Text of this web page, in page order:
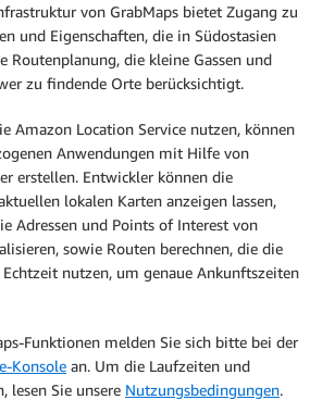
von GrabMaps bietet Zugang zu
und Eigenschaften, die in Südostasien
Routenplanung, die kleine Gassen und
zu findende Orte berücksichtigt.
Amazon Location Service nutzen, können
Anwendungen mit Hilfe von
erstellen. Entwickler können die
lokalen Karten anzeigen lassen,
Adressen und Points of Interest von
sowie Routen berechnen, die die
nutzen, um genaue Ankunftszeiten
Funktionen melden Sie sich bitte bei der
Konsole an. Um die Laufzeiten und
lesen Sie unsere Nutzungsbedingungen.